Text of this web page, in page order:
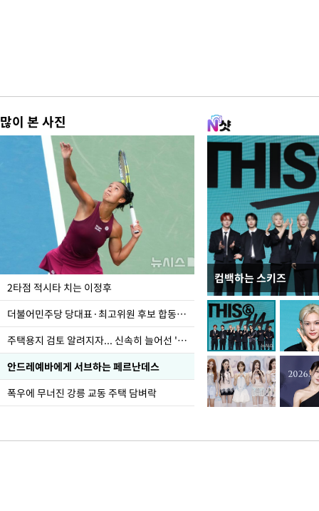
많이 본 사진
2타점 적시타 치는 이정후
더불어민주당 당대표·최고위원 후보 합동연설회
주택용지 검토 알려지자... 신속히 늘어선 '근조화환'
안드레예바에게 서브하는 페르난데스
폭우에 무너진 강릉 교동 주택 담벼락
컴백하는 스키즈
청와대 일주일